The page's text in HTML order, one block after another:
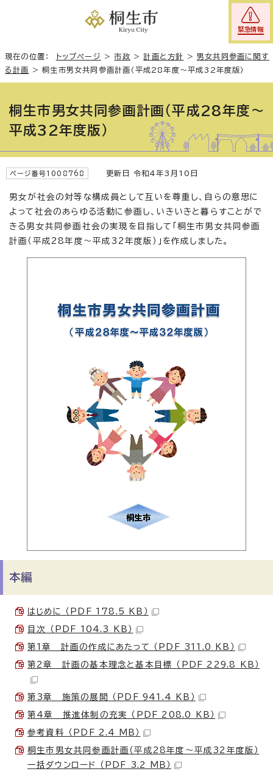
緊急情報
現在の位置： トップページ >市政 >計画と方針 >男女共同参画に関す
る計画
>桐生市男女共同参画計画（平成28年度〜平成32年度版）
桐生市男女共同参画計画（平成28年度〜
平成32年度版）
ページ番号1008768 更新日 令和4年3月10日
男女が社会の対等な構成員として互いを尊重し、自らの意思に
よって社会のあらゆる活動に参画し、いきいきと暮らすことがで
きる男女共同参画社会の実現を目指して「桐生市男女共同参画
計画（平成28年度～平成32年度版）」を作成しました。
本編
はじめに （PDF 178.5 KB）
目次 （PDF 104.3 KB）
第1章 計画の作成にあたって （PDF 311.0 KB）
第2章 計画の基本理念と基本目標 （PDF 229.8 KB）
第3章 施策の展開 （PDF 941.4 KB）
第4章 推進体制の充実 （PDF 208.0 KB）
参考資料 （PDF 2.4 MB）
桐生市男女共同参画計画（平成28年度〜平成32年度版）
一括ダウンロード （PDF 3.2 MB）